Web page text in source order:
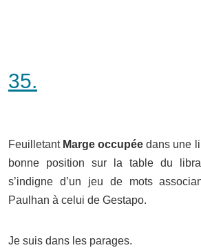
35.
Feuilletant Marge occupée dans une
bonne position sur la table du
s’indigne d’un jeu de mots
Paulhan à celui de Gestapo.
Je suis dans les parages.